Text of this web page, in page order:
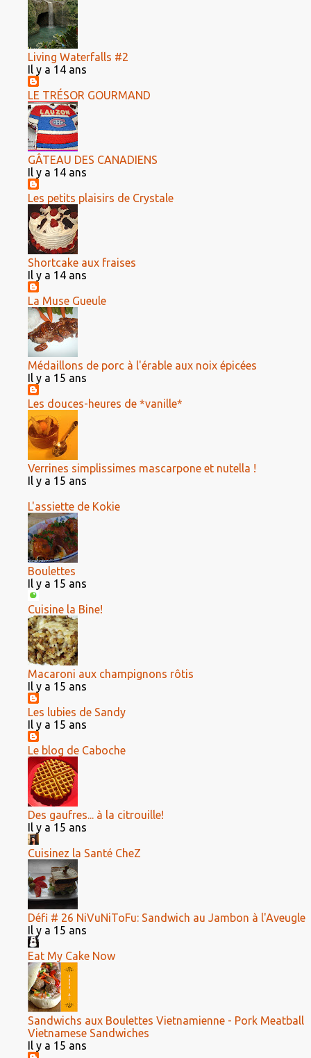
Living Waterfalls #2
Il y a 14 ans
LE TRÉSOR GOURMAND
GÂTEAU DES CANADIENS
Il y a 14 ans
Les petits plaisirs de Crystale
Shortcake aux fraises
Il y a 14 ans
La Muse Gueule
Médaillons de porc à l'érable aux noix épicées
Il y a 15 ans
Les douces-heures de *vanille*
Verrines simplissimes mascarpone et nutella !
Il y a 15 ans
L'assiette de Kokie
Boulettes
Il y a 15 ans
Cuisine la Bine!
Macaroni aux champignons rôtis
Il y a 15 ans
Les lubies de Sandy
Il y a 15 ans
Le blog de Caboche
Des gaufres... à la citrouille!
Il y a 15 ans
Cuisinez la Santé CheZ
Défi # 26 NiVuNiToFu: Sandwich au Jambon à l'Aveugle
Il y a 15 ans
Eat My Cake Now
Sandwichs aux Boulettes Vietnamienne - Pork Meatball
Vietnamese Sandwiches
Il y a 15 ans